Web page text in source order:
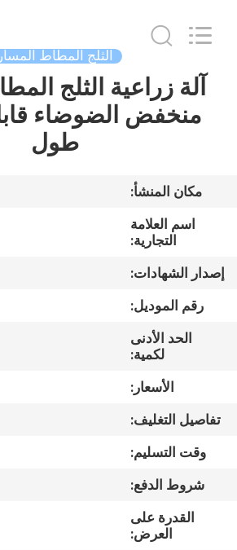
الصفحة
الرئيسية
معلومات
جولة
مراقبة
الجودة
اتصل
Reserved.
الثلج المطاط المسار
آلة زراعية الثلج
منخفض الضوضاء
طول
مكان المنشأ:
اسم العلامة
التجارية:
إصدار الشهادات:
رقم الموديل:
الحد الأدنى
لكمية:
الأسعار:
تفاصيل التغليف:
وقت التسليم:
شروط الدفع:
القدرة على
العرض: